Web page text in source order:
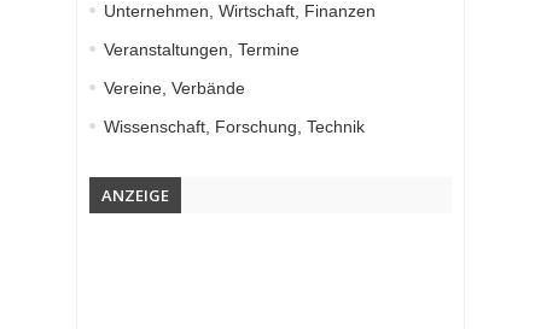
Unternehmen, Wirtschaft, Finanzen
Veranstaltungen, Termine
Vereine, Verbände
Wissenschaft, Forschung, Technik
ANZEIGE